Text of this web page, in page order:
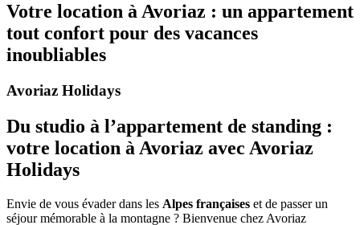
Votre location à Avoriaz : un appartement
tout confort pour des vacances
inoubliables
Avoriaz Holidays
Du studio à l’appartement de standing :
votre location à Avoriaz avec Avoriaz
Holidays
Envie de vous évader dans les Alpes françaises et de passer un
séjour mémorable à la montagne ? Bienvenue chez Avoriaz